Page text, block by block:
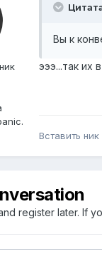
Вы к
эээ...так их
Вставить ник
register later. If